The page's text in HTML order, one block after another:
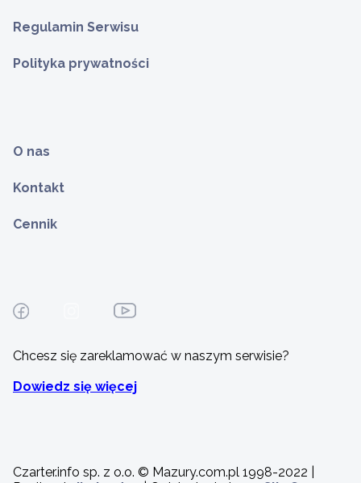
Regulamin Serwisu
Polityka prywatności
O nas
Kontakt
Cennik
Chcesz się zareklamować w naszym serwisie?
Dowiedz się więcej
Czarter.info sp. z o.o. © Mazury.com.pl 1998-2022 |